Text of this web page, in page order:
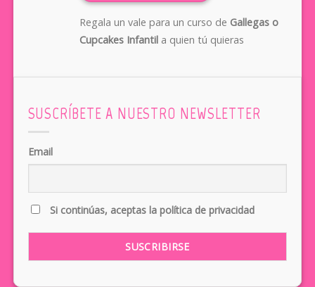
Regala un vale para un curso de Gallegas o
Cupcakes Infantila quien tú quieras
SUSCRÍBETE A NUESTRO NEWSLETTER
Email
Si continúas, aceptas la política de privacidad